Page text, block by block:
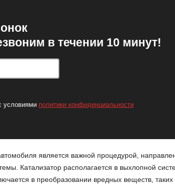
в течении 10 минут!
условиями политики конфиденциальности
является важной процедурой,
Катализатор располагается в выхлопной
в преобразовании вредных веществ,